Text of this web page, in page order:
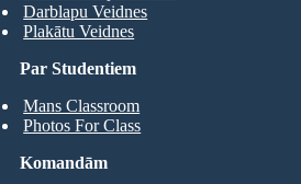
Par Studentiem
Mans Classroom
Photos For Class
Darblapu Veidnes
Plakātu Veidnes
Komandām